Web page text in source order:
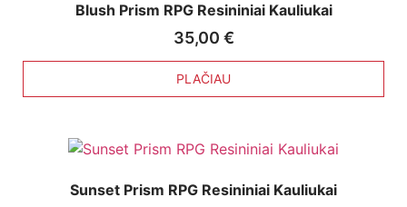
Blush Prism RPG Resininiai Kauliukai
35,00 €
PLAČIAU
Sunset Prism RPG Resininiai Kauliukai